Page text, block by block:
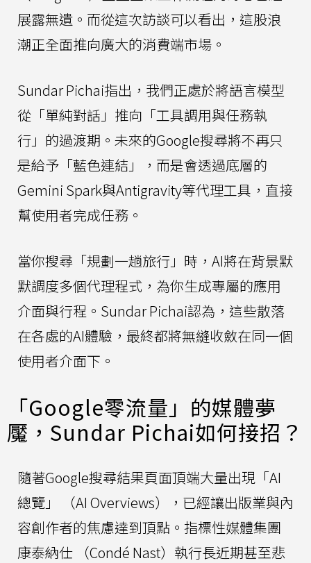
展露無遺。而從這次訪談可以看出，這股浪
潮正全面推向廣大的消費端市場。
Sundar Pichai指出，我們正處於將語言模型
從「單純對話」推向「工具調用與任務執
行」的過渡期。未來的Google搜尋將不再只
是給予「藍色連結」，而是會透過底層的
Gemini Spark與Antigravity等代理工具，直接
幫使用者完成任務。
當你搜尋「規劃一趟旅行」時，AI將在背景默
默調度多個代理程式，為你生成專屬的應用
介面與行程。Sundar Pichai認為，這些散落
在各處的AI體驗，最終都將無縫收斂在同一個
使用者介面下。
「Google零流量」的媒體夢
魘，Sundar Pichai如何接招？
隨著Google搜尋結果頁面頂端大量出現「AI
總覽」 （AI Overviews），已經讓出版業與內
容創作者的焦慮達到頂點。指標性媒體集團
康泰納仕 （Condé Nast）執行長近期甚至悲